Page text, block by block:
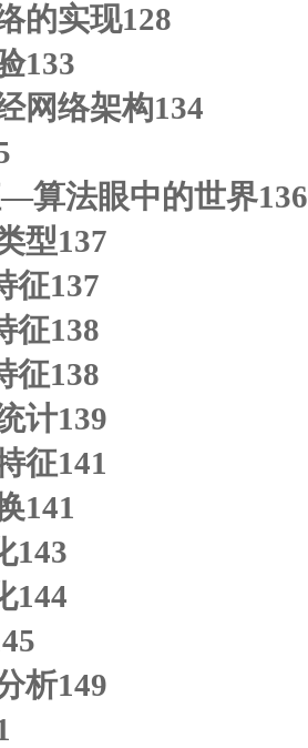
的实现128
133
网络架构134
法眼中的世界136
型137
征137
征138
征138
计139
征141
141
143
144
析149